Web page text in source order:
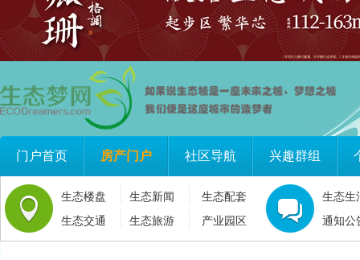
门户首页 房产门户 社区导航 兴趣群组
生态楼盘 生态新闻
生态配套
生态交通
生态旅游 产业园区
生态生
通知公